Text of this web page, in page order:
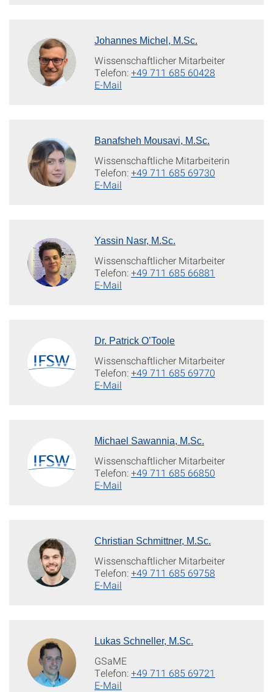
Johannes Michel, M.Sc.
Wissenschaftlicher Mitarbeiter
Telefon:+49 711 685 60428
E-Mail
Banafsheh Mousavi, M.Sc.
Wissenschaftliche Mitarbeiterin
Telefon:+49 711 685 69730
E-Mail
Yassin Nasr, M.Sc.
Wissenschaftlicher Mitarbeiter
Telefon:+49 711 685 66881
E-Mail
Dr. Patrick O’Toole
Wissenschaftlicher Mitarbeiter
Telefon:+49 711 685 69770
E-Mail
Michael Sawannia, M.Sc.
Wissenschaftlicher Mitarbeiter
Telefon:+49 711 685 66850
E-Mail
Christian Schmittner, M.Sc.
Wissenschaftlicher Mitarbeiter
Telefon:+49 711 685 69758
E-Mail
Lukas Schneller, M.Sc.
GSaME
Telefon:+49 711 685 69721
E-Mail